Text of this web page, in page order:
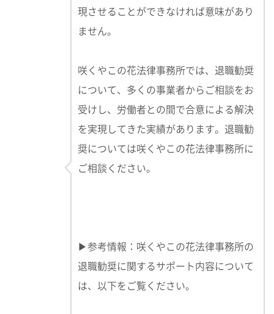
現させることができなければ意味があり
ません。
咲くやこの花法律事務所では、退職勧奨
について、多くの事業者からご相談をお
受けし、労働者との間で合意による解決
を実現してきた実績があります。退職勧
奨については咲くやこの花法律事務所に
ご相談ください。
▶参考情報：咲くやこの花法律事務所の
退職勧奨に関するサポート内容について
は、以下をご覧ください。